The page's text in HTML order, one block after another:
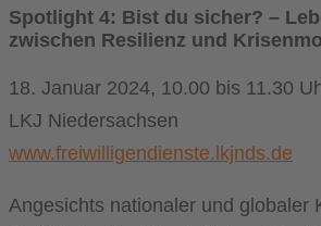
Spotlight 4: Bist du sicher? –
zwischen Resilienz und
18. Januar 2024, 10.00 bis 11.30
LKJ Niedersachsen
www.freiwilligendienste.lkjnds.de
Angesichts nationaler und globaler